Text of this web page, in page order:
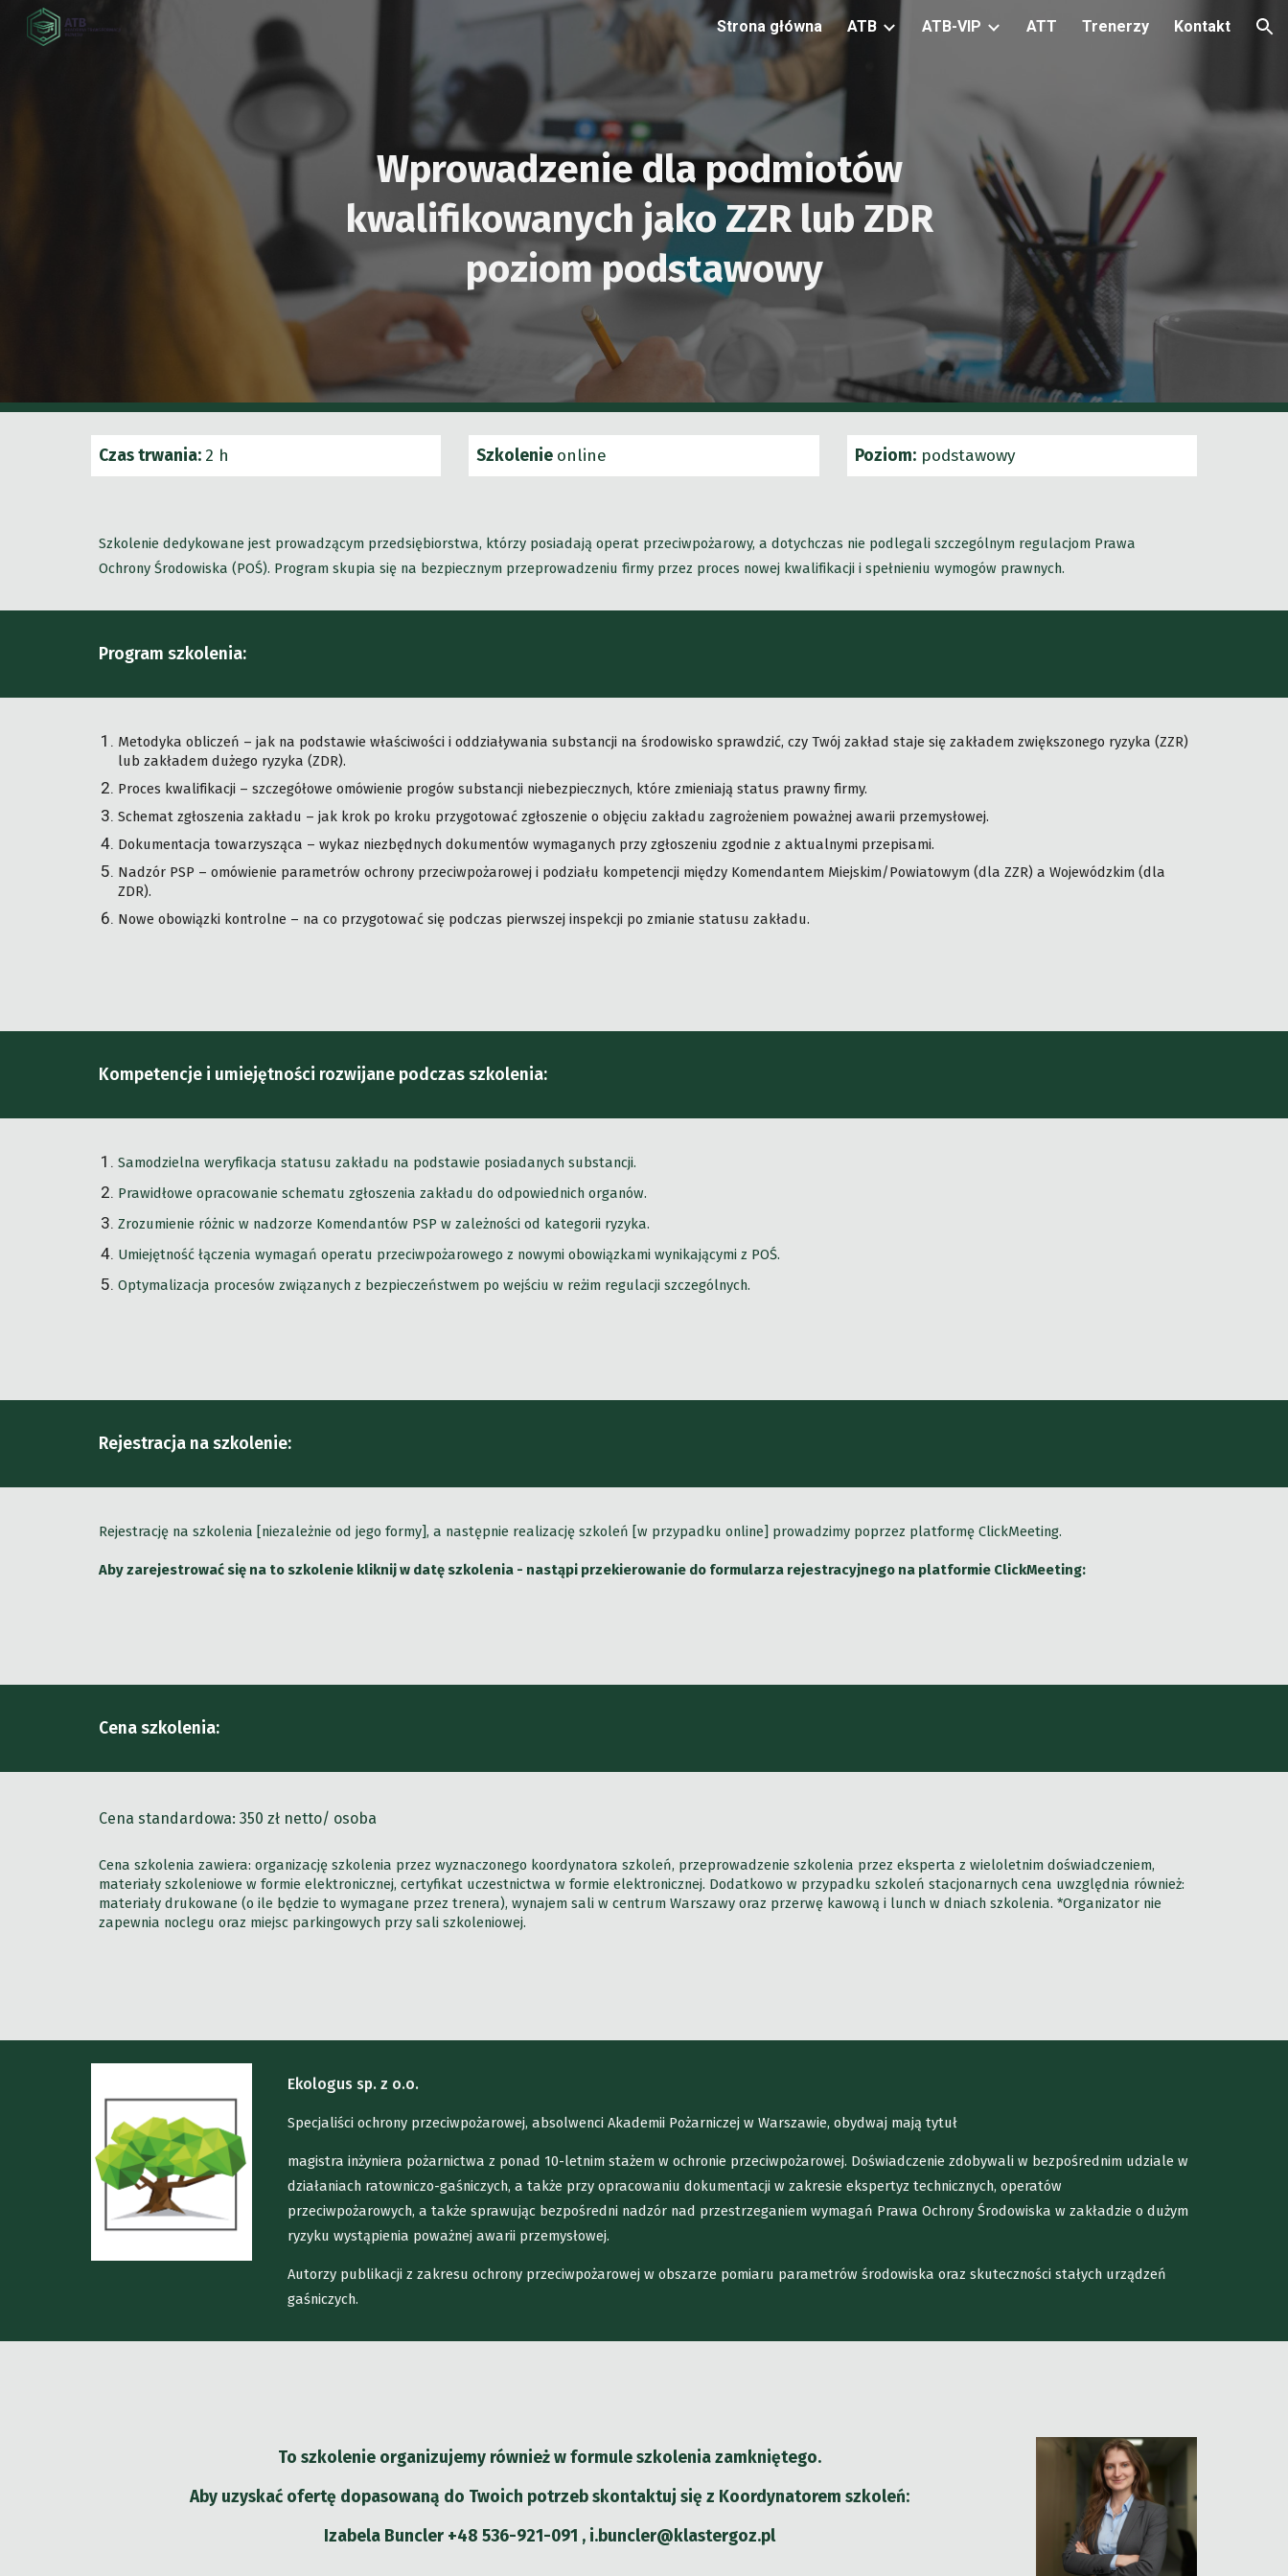
Skip to navigation
Strona główna ATB ATB-VIP ATT Trenerzy Kontakt
Wprowadzenie dla podmiotów
kwalifikowanych jako ZZR lub ZDR
poziompodstawowy
Czas trwania: 2 h Szkolenie online Poziom: podstawowy
Szkolenie dedykowane jest prowadzącym przedsiębiorstwa, którzy posiadają operat przeciwpożarowy, a dotychczas nie podlegali szczególnym regulacjom Prawa
Ochrony Środowiska (POŚ). Program skupia się na bezpiecznym przeprowadzeniu firmy przez proces nowej kwalifikacji i spełnieniu wymogów prawnych.
Program szkolenia:
Metodyka obliczeń – jak na podstawie właściwości i oddziaływania substancji na środowisko sprawdzić, czy Twój zakład staje się zakładem zwiększonego ryzyka (ZZR)
lub zakładem dużego ryzyka (ZDR).
Proces kwalifikacji – szczegółowe omówienie progów substancji niebezpiecznych, które zmieniają status prawny firmy.
Schemat zgłoszenia zakładu – jak krok po kroku przygotować zgłoszenie o objęciu zakładu zagrożeniem poważnej awarii przemysłowej.
Dokumentacja towarzysząca – wykaz niezbędnych dokumentów wymaganych przy zgłoszeniu zgodnie z aktualnymi przepisami.
Nadzór PSP – omówienie parametrów ochrony przeciwpożarowej i podziału kompetencji między Komendantem Miejskim/Powiatowym (dla ZZR) a Wojewódzkim (dla
ZDR).
Nowe obowiązki kontrolne – na co przygotować się podczas pierwszej inspekcji po zmianie statusu zakładu.
Kompetencje i umiejętności rozwijane podczas szkolenia:
Samodzielna weryfikacja statusu zakładu na podstawie posiadanych substancji.
Prawidłowe opracowanie schematu zgłoszenia zakładu do odpowiednich organów.
Zrozumienie różnic w nadzorze Komendantów PSP w zależności od kategorii ryzyka.
Umiejętność łączenia wymagań operatu przeciwpożarowego z nowymi obowiązkami wynikającymi z POŚ.
Optymalizacja procesów związanych z bezpieczeństwem po wejściu w reżim regulacji szczególnych.
Rejestracja na szkolenie:
Rejestrację na szkolenia [niezależnie od jego formy], a następnie realizację szkoleń [w przypadku online] prowadzimy poprzez platformę ClickMeeting.
Aby zarejestrować się na to szkolenie kliknij w datę szkolenia - nastąpi przekierowanie do formularza rejestracyjnego na platformie ClickMeeting:
Cena szkolenia:
Cena standardowa: 350 zł netto/ osoba
Cena szkolenia zawiera: organizację szkolenia przez wyznaczonego koordynatora szkoleń, przeprowadzenie szkolenia przez eksperta z wieloletnim doświadczeniem,
materiały szkoleniowe w formie elektronicznej, certyfikat uczestnictwa w formie elektronicznej. Dodatkowo w przypadku szkoleń stacjonarnych cena uwzględnia również:
materiały drukowane (o ile będzie to wymagane przez trenera), wynajem sali w centrum Warszawy oraz przerwę kawową i lunch w dniach szkolenia. *Organizator nie
zapewnia noclegu oraz miejsc parkingowych przy sali szkoleniowej.
Ekologus sp. z o.o.
Specjaliści ochrony przeciwpożarowej, absolwenci Akademii Pożarniczej w Warszawie, obydwaj mają tytuł
magistra inżyniera pożarnictwa z ponad 10-letnim stażem w ochronie przeciwpożarowej. Doświadczenie zdobywali w bezpośrednim udziale w
działaniach ratowniczo-gaśniczych, a także przy opracowaniu dokumentacji w zakresie ekspertyz technicznych, operatów
przeciwpożarowych, a także sprawując bezpośredni nadzór nad przestrzeganiem wymagań Prawa Ochrony Środowiska w zakładzie o dużym
ryzyku wystąpienia poważnej awarii przemysłowej.
Autorzy publikacji z zakresu ochrony przeciwpożarowej w obszarze pomiaru parametrów środowiska oraz skuteczności stałych urządzeń
gaśniczych.
To szkolenie organizujemy również w formule szkolenia zamkniętego.
Aby uzyskać ofertę dopasowaną do Twoich potrzeb skontaktuj się z Koordynatorem szkoleń:
Izabela Buncler +48 536-921-091 , i.buncler@klastergoz.pl